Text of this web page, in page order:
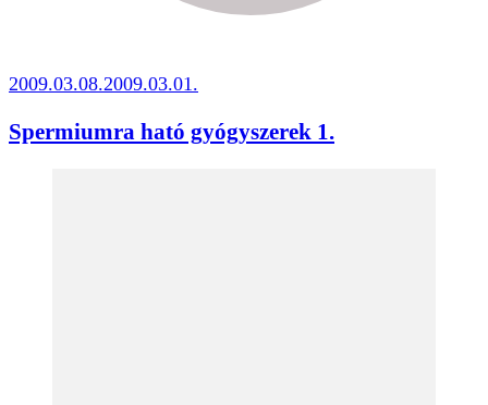
2009.03.08.2009.03.01.
Spermiumra ható gyógyszerek 1.